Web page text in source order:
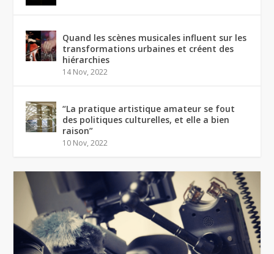
Quand les scènes musicales influent sur les
transformations urbaines et créent des
hiérarchies
14 Nov, 2022
“La pratique artistique amateur se fout
des politiques culturelles, et elle a bien
raison”
10 Nov, 2022